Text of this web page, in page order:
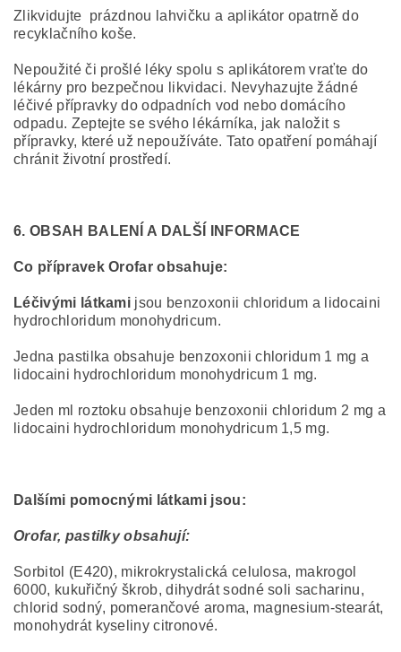
Zlikvidujte prázdnou lahvičku a aplikátor opatrně do
recyklačního koše.
Nepoužité či prošlé léky spolu s aplikátorem vraťte do
lékárny pro bezpečnou likvidaci. Nevyhazujte žádné
léčivé přípravky do odpadních vod nebo domácího
odpadu. Zeptejte se svého lékárníka, jak naložit s
přípravky, které už nepoužíváte. Tato opatření pomáhají
chránit životní prostředí.
6. OBSAH BALENÍ A DALŠÍ INFORMACE
Co přípravek Orofar obsahuje:
Léčivými látkami jsou benzoxonii chloridum a lidocaini
hydrochloridum monohydricum.
Jedna pastilka obsahuje benzoxonii chloridum 1 mg a
lidocaini hydrochloridum monohydricum 1 mg.
Jeden ml roztoku obsahuje benzoxonii chloridum 2 mg a
lidocaini hydrochloridum monohydricum 1,5 mg.
Dalšími pomocnými látkami jsou:
Orofar, pastilky obsahují:
Sorbitol (E420), mikrokrystalická celulosa, makrogol
6000, kukuřičný škrob, dihydrát sodné soli sacharinu,
chlorid sodný, pomerančové aroma, magnesium-stearát,
monohydrát kyseliny citronové.